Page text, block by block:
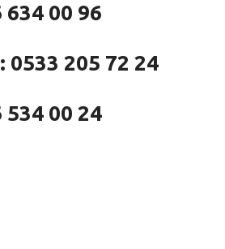
634 00 96
0533 205 72 24
534 00 24